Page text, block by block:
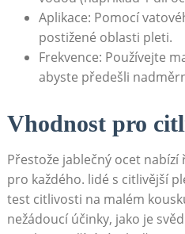
Aplikace: Pomocí
postižené oblasti pleti.
Frekvence: Používejte
abyste předešli
Vhodnost pro
Přestože jablečný ocet
pro každého. lidé s citlivější
test citlivosti na malém
nežádoucí účinky, jako je